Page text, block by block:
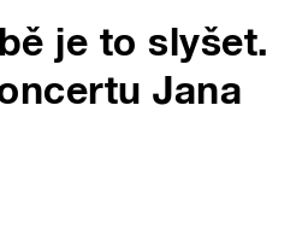
je to slyšet.
Jana